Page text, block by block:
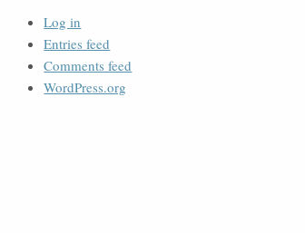
Log in
Entries feed
Comments feed
WordPress.org